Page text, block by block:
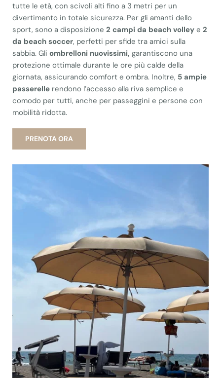
tutte le età, con scivoli alti fino a 3 metri per un
divertimento in totale sicurezza. Per gli amanti dello
sport, sono a disposizione 2 campi da beach volley e 2
da beach soccer, perfetti per sfide tra amici sulla
sabbia. Gli ombrelloni nuovissimi, garantiscono una
protezione ottimale durante le ore più calde della
giornata, assicurando comfort e ombra. Inoltre, 5 ampie
passerelle rendono l’accesso alla riva semplice e
comodo per tutti, anche per passeggini e persone con
mobilità ridotta.
PRENOTA ORA